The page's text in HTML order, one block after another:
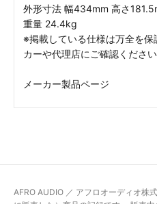
外形寸法 幅434mm 高さ
重量 24.4kg
※掲載している仕様は万全を
カーや代理店にご確認ください
メーカー製品ページ
AFRO AUDIO ／ アフロオーディオ株